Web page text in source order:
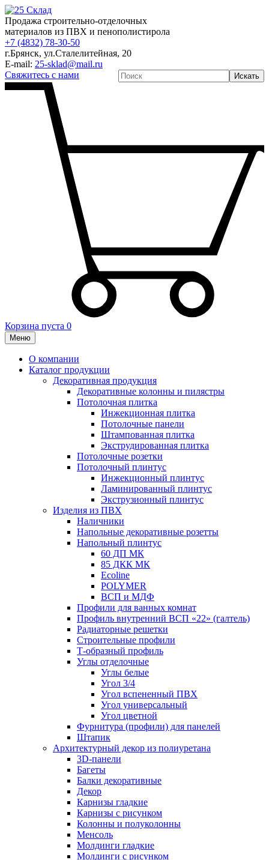
Продажа строительно-отделочных
материалов из ПВХ и пенополистирола
+7 (4832) 78-30-50
г.Брянск, ул.Сталелитейная, 20
E-mail: 25-sklad@mail.ru
Свяжитесь с нами
Искать
Корзина пуста 0
Меню
О компании
Каталог продукции
Декоративная продукция
Декоративные колонны и пилястры
Потолочная плитка
Инжекционная плитка
Потолочные панели
Штампованная плитка
Экструдированная плитка
Потолочные розетки
Потолочный плинтус
Инжекционный плинтус
Ламинированный плинтус
Экструзионный плинтус
Изделия из ПВХ
Наличники
Напольные декоративные розетты
Напольный плинтус
60 ДП МК
85 ДКК МК
Ecoline
POLYMER
ВСП и МДФ
Профили для ванных комнат
Профиль внутренний ВСП «22» (галтель)
Радиаторные решетки
Строительные профили
Т-образный профиль
Углы отделочные
Углы белые
Угол 3/4
Угол вспененный ПВХ
Угол универсальный
Угол цветной
Фурнитура (профили) для панелей
Штапик
Архитектурный декор из полиуретана
3D-панели
Багеты
Балки декоративные
Декор
Карнизы гладкие
Карнизы с рисунком
Колонны и полуколонны
Менсоль
Молдинги гладкие
Молдинги с рисунком